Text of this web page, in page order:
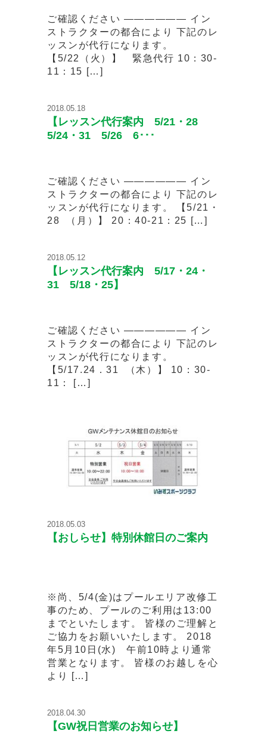
ご確認ください —————— イン
ストラクターの都合により 下記のレ
ッスンが代行になります。
【5/22（火）】 緊急代行 10：30-
11：15 […]
2018.05.18
【レッスン代行案内 5/21・28
5/24・31 5/26 6･･･
ご確認ください —————— イン
ストラクターの都合により 下記のレ
ッスンが代行になります。 【5/21・
28 （月）】 20：40-21：25 […]
2018.05.12
【レッスン代行案内 5/17・24・
31 5/18・25】
ご確認ください —————— イン
ストラクターの都合により 下記のレ
ッスンが代行になります。
【5/17.24．31 （木）】 10：30-
11： […]
2018.05.03
【おしらせ】特別休館日のご案内
※尚、5/4(金)はプールエリア改修工
事のため、プールのご利用は13:00
までといたします。 皆様のご理解と
ご協力をお願いいたします。 2018
年5月10日(水) 午前10時より通常
営業となります。 皆様のお越しを心
より […]
2018.04.30
【GW祝日営業のお知らせ】